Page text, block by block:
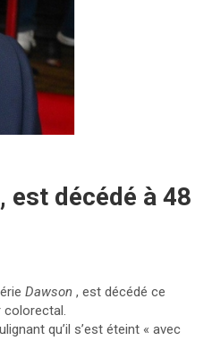
est décédé à 48
Dawson , est décédé ce
colorectal.
qu’il s’est éteint « avec